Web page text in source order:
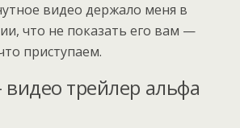
видео держало меня в
что не показать его вам —
приступаем.
трейлер альфа